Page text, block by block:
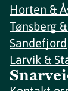
Horten &
Tønsberg
Sandefjord
Larvik &